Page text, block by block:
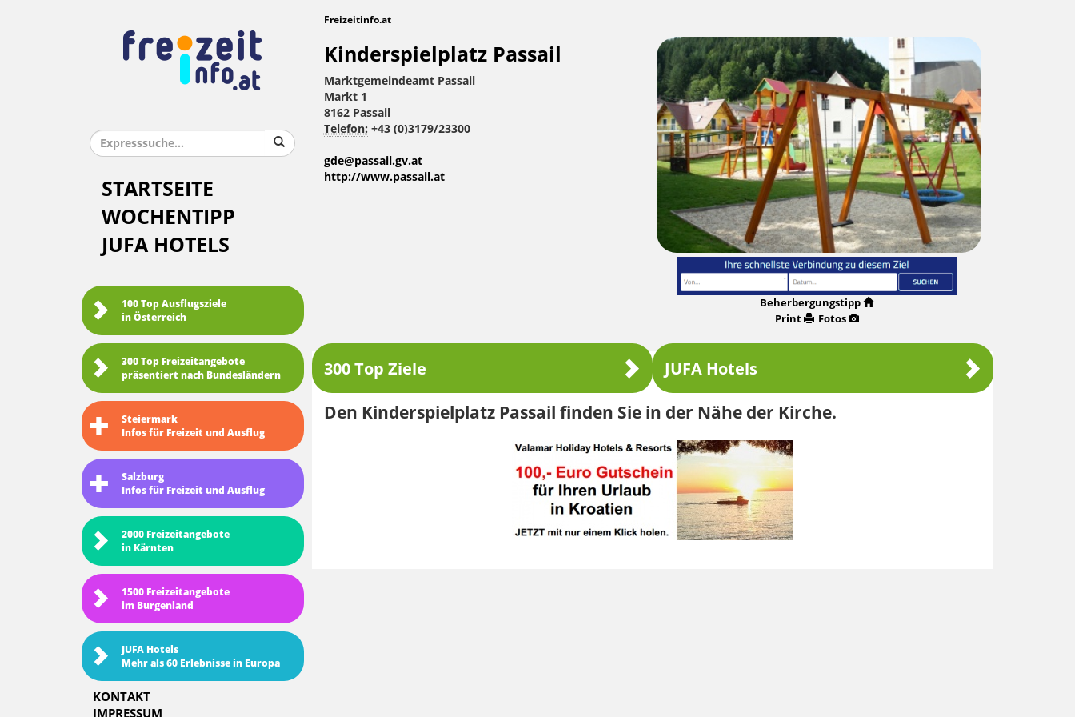
STARTSEITE
WOCHENTIPP
JUFA HOTELS
100 Top Ausflugsziele
in Österreich
300 Top Freizeitangebote
präsentiert nach Bundesländern
Steiermark
Infos für Freizeit und Ausflug
Salzburg
Infos für Freizeit und Ausflug
2000 Freizeitangebote
in Kärnten
1500 Freizeitangebote
im Burgenland
JUFA Hotels
Mehr als 60 Erlebnisse in Europa
KONTAKT
IMPRESSUM
Freizeitinfo.at
Kinderspielplatz Passail
Marktgemeindeamt Passail
Markt 1
8162 Passail
Telefon: +43 (0)3179/23300
gde@passail.gv.at
http://www.passail.at
Beherbergungstipp
Print
Fotos
300 Top Ziele JUFA Hotels
Den Kinderspielplatz Passail finden Sie in der Nähe der Kirche.